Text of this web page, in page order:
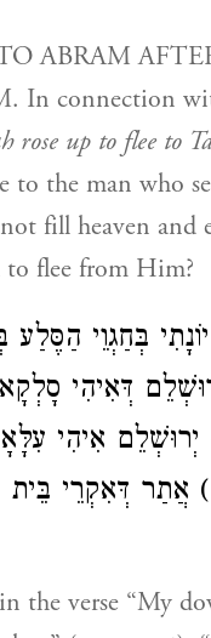
ABRAM
In connection
rose up to flee to
to the man who
fill heaven and
to flee from Him?
בְּחַגְוֵי
דְּאִיהִי
אִיהִי
דְּאִקְרֵי
the verse “My